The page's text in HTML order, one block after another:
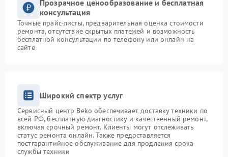
Прозрачное ценообразование и бесплатная
консультация
Точные прайс-листы, предварительная оценка стоимости
ремонта, отсутствие скрытых платежей и возможность
бесплатной консультации по телефону или онлайн на
сайте
Широкий спектр услуг
Сервисный центр Beko обеспечивает доставку техники по
всей РФ, бесплатную диагностику и качественный ремонт,
включая срочный ремонт. Клиенты могут отслеживать
статус ремонта онлайн. Также предоставляется
постгарантийное обслуживание для продления срока
службы техники